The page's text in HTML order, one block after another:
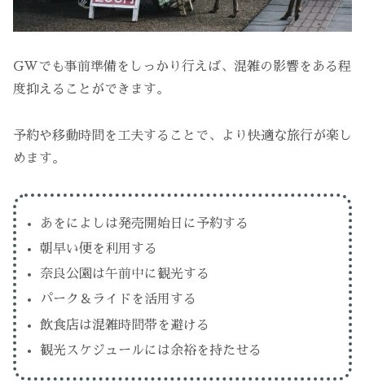
GWでも事前準備をしっかり行えば、混雑の影響をある程
度抑えることができます。
予約や移動時間を工夫することで、より快適な旅行が楽し
めます。
あをによしは発売開始日に予約する
朝早い便を利用する
奈良公園は午前中に観光する
パーク＆ライドを活用する
飲食店は混雑時間帯を避ける
観光スケジュールには余裕を持たせる